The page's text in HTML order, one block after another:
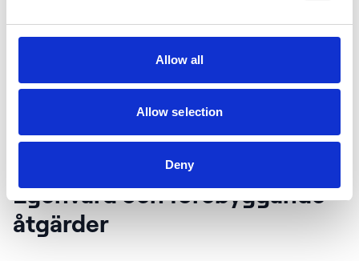
Allow all
Allow selection
Deny
Få behandling online från legitimerade läkare.
Diskret och tryggt.
Läs mer om behandling
Egenvård och förebyggande
åtgärder